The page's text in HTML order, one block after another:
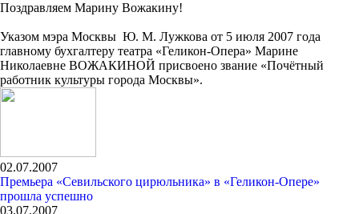
Поздравляем Марину Вожакину!
Указом мэра Москвы Ю. М. Лужкова от 5 июля 2007 года
главному бухгалтеру театра «Геликон-Опера» Марине
Николаевне ВОЖАКИНОЙ присвоено звание «Почётный
работник культуры города Москвы».
02.07.2007
Премьера «Севильского цирюльника» в «Геликон-Опере»
прошла успешно
03.07.2007